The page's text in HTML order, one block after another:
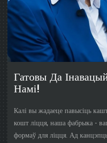
Гатовы Да
Намі!
Калі вы жадаеце павысіць
кошт ліцця, наша фабрыка -
формаў для ліцця. Ад